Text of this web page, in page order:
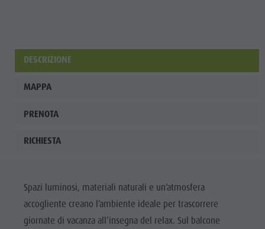
DESCRIZIONE
MAPPA
PRENOTA
RICHIESTA
Spazi luminosi, materiali naturali e un’atmosfera
accogliente creano l’ambiente ideale per trascorrere
giornate di vacanza all’insegna del relax. Sul balcone